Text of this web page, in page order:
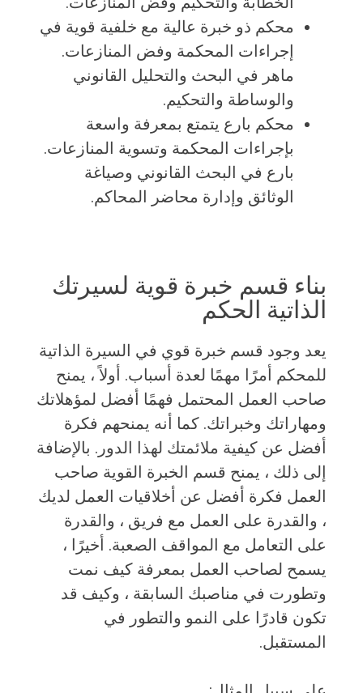
محكم ذو خبرة عالية مع خلفية قوية في
إجراءات المحكمة وفض المنازعات.
ماهر في البحث والتحليل القانوني
والوساطة والتحكيم.
محكم بارع يتمتع بمعرفة واسعة
بإجراءات المحكمة وتسوية المنازعات.
بارع في البحث القانوني وصياغة
الوثائق وإدارة محاضر المحاكم.
بناء قسم خبرة قوية لسيرتك
الذاتية الحكم
يعد وجود قسم خبرة قوي في السيرة الذاتية
للمحكم أمرًا مهمًا لعدة أسباب. أولاً ، يمنح
صاحب العمل المحتمل فهمًا أفضل لمؤهلاتك
ومهاراتك وخبراتك. كما أنه يمنحهم فكرة
أفضل عن كيفية ملائمتك لهذا الدور. بالإضافة
إلى ذلك ، يمنح قسم الخبرة القوية صاحب
العمل فكرة أفضل عن أخلاقيات العمل لديك
، والقدرة على العمل مع فريق ، والقدرة
على التعامل مع المواقف الصعبة. أخيرًا ،
يسمح لصاحب العمل بمعرفة كيف نمت
وتطورت في مناصبك السابقة ، وكيف قد
تكون قادرًا على النمو والتطور في
المستقبل.